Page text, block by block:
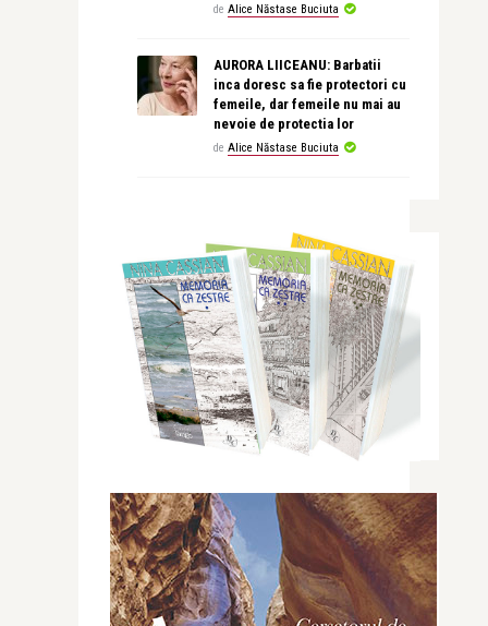
de Alice Năstase Buciuta
AURORA LIICEANU: Barbatii
inca doresc sa fie protectori cu
femeile, dar femeile nu mai au
nevoie de protectia lor
de Alice Năstase Buciuta